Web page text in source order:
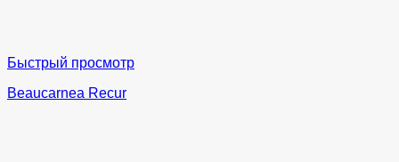
Быстрый просмотр
Beaucarnea Recur